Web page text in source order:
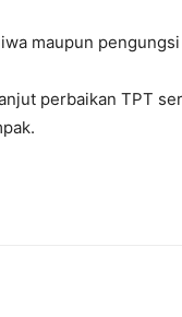
maupun
perbaikan TPT